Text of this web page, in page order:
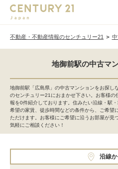
不動産・不動産情報のセンチュリー21
地御前駅の中古マ
地御前駅「広島県」の中古マンションをお探し
のセンチュリー21におまかせ下さい。お客様
報を0件紹介しております。住みたい沿線・駅
希望の家賃、徒歩時間などの条件から、ご希望
ただけます。お客様にご希望に沿うお部屋が見
気軽にご相談ください！
沿線